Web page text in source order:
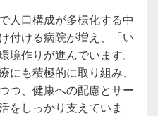
人口構成が多様化する中
付ける病院が増え、「い
境作りが進んでいます。
も積極的に取り組み、
つ、健康への配慮とサー
をしっかり支えていま